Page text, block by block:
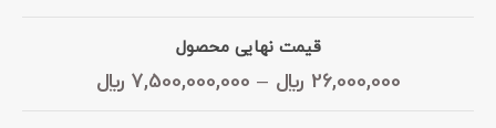
قیمت نهایی محصول
26,000,000 ﷼ –
7,500,000,000 ﷼